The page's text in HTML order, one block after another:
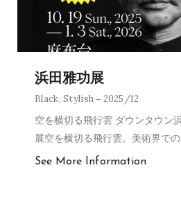
浜田雅功展
Black,Stylish 2025/12
空を横切る飛行雲 ダウンタウン
展空を横切る飛行雲。美術界での
See More Information